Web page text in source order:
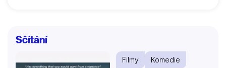
Sčítání
Filmy
Komedie